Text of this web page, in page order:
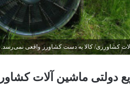
کشاورزی/ کالا به دست کشاورز واقعی نمی‌رسد.
دولتی ماشین آلات